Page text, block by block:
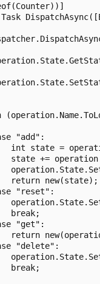
"add":
int state =
state +=
return new(state);
"reset":
break;
"get":
return
"delete":
break;